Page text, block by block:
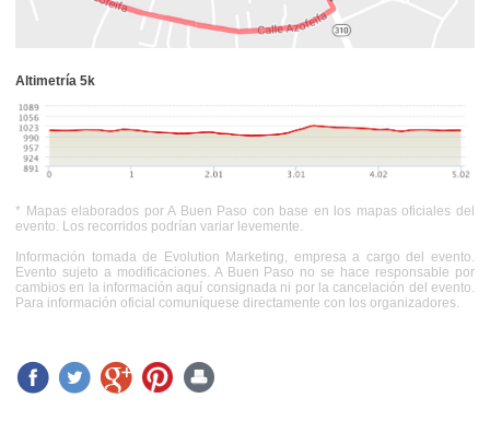
Altimetría 5k
* Mapas elaborados por A Buen Paso con base en los mapas oficiales del
evento. Los recorridos podrían variar levemente.
Información tomada de Evolution Marketing, empresa a cargo del evento.
Evento sujeto a modificaciones. A Buen Paso no se hace responsable por
cambios en la información aquí consignada ni por la cancelación del evento.
Para información oficial comuníquese directamente con los organizadores.